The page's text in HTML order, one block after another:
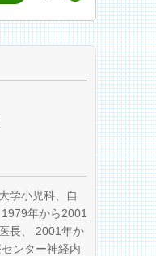
学小児科、自
年から2001
長、 2001年か
ンター神経内